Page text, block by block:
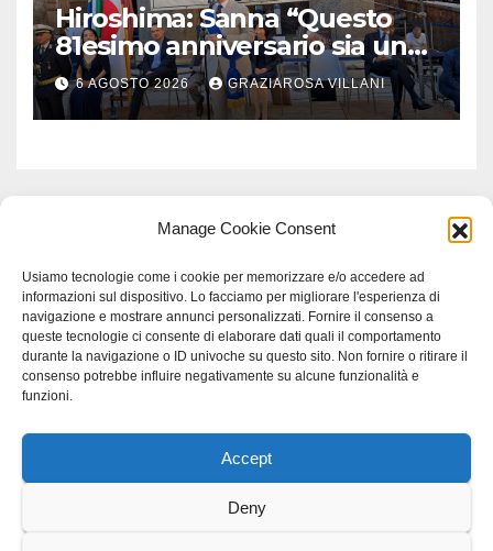
Manage Cookie Consent
Usiamo tecnologie come i cookie per memorizzare e/o accedere ad
informazioni sul dispositivo. Lo facciamo per migliorare l'esperienza di
navigazione e mostrare annunci personalizzati. Fornire il consenso a
queste tecnologie ci consente di elaborare dati quali il comportamento
durante la navigazione o ID univoche su questo sito. Non fornire o ritirare il
consenso potrebbe influire negativamente su alcune funzionalità e
funzioni.
Accept
Deny
Hiroshima: Sanna “Questo
81esimo anniversario sia un
monito per tutti”
6 AGOSTO 2026 GRAZIAROSA VILLANI
Proudly powered by WordPress|Tema: Newspaperex di
Scienzastudio specialistico bracciano